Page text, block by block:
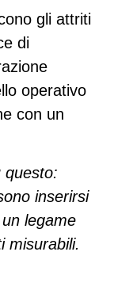
gli attriti
di
operativo
con un
questo:
inserirsi
legame
misurabili.